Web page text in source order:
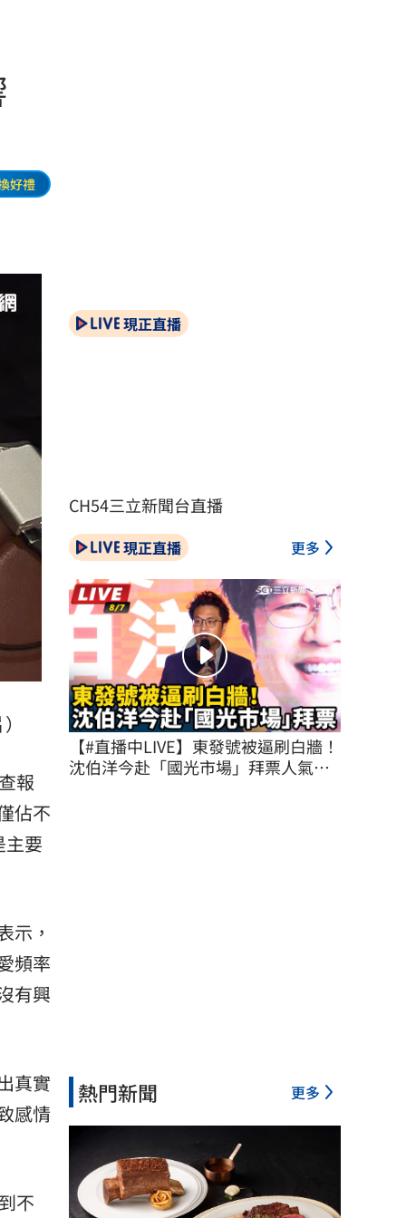
好禮
報
佔不
主要
示，
頻率
有興
真實
感情
不
現正直播
CH54三立新聞台直播
現正直播 更多
【#直播中LIVE】東發號被逼刷白牆！
沈伯洋今赴「國光市場」拜票人氣不
熱門新聞 更多